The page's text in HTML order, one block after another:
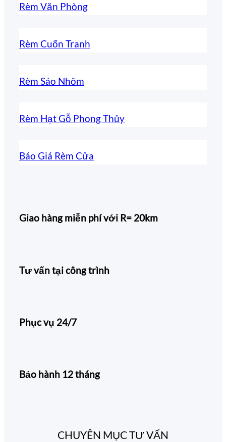
Rèm Văn Phòng
Rèm Cuốn Tranh
Rèm Sáo Nhôm
Rèm Hạt Gỗ Phong Thủy
Báo Giá Rèm Cửa
Giao hàng miễn phí với R= 20km
Tư vấn tại công trình
Phục vụ 24/7
Bảo hành 12 tháng
CHUYÊN MỤC TƯ VẤN